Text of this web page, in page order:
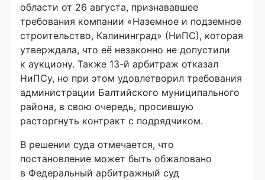
области от 26 августа, признававшее
требования компании «Наземное и подземное
строительство, Калининград» (НиПС), которая
утверждала, что её незаконно не допустили
к аукциону. Также 13-й арбитраж отказал
НиПСу, но при этом удовлетворил требования
администрации Балтийского муниципального
района, в свою очередь, просившую
расторгнуть контракт с подрядчиком.
В решении суда отмечается, что
постановление может быть обжаловано
в Федеральный арбитражный суд